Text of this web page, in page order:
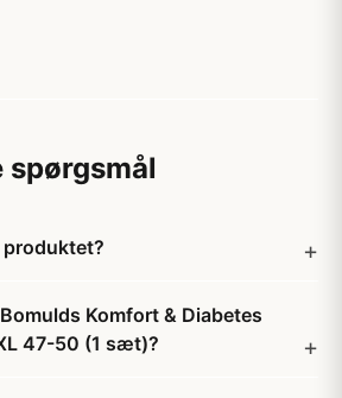
spørgsmål
produktet?
Komfort & Diabetes
47-50 (1 sæt)?